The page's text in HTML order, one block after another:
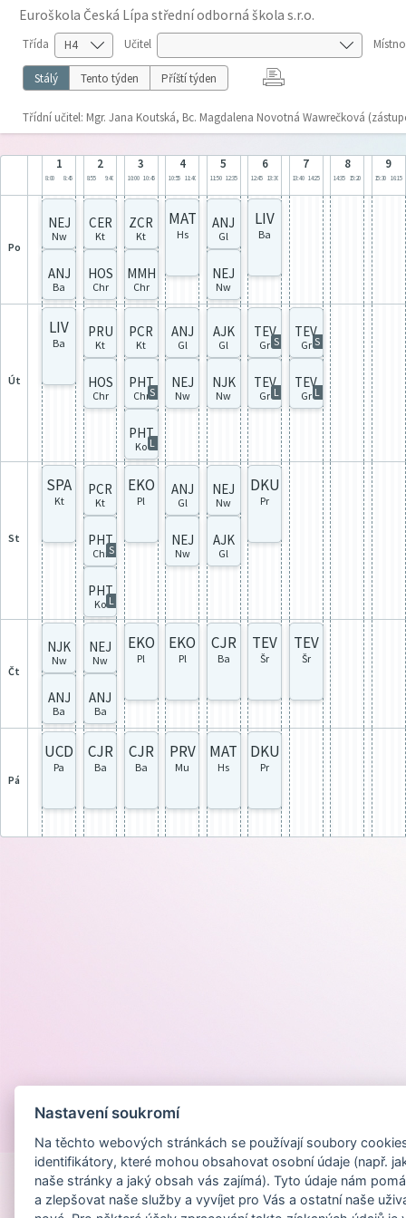
Euroškola Česká Lípa střední odborná škola s.r.o.
Třída Učitel
Stálý Tento týden Příští týden
Třídní učitel: Mgr. Jana Koutská, Bc. Magdalena Novotná Wawrečková
1
8:00 8:45
2
8:55 9:40
3
10:00 10:45
4
10:55 11:40
5
11:50 12:35
6
12:45 13:30
7
13:40 14:25
8
14:35 15:20
9
15:30 16:15
po
NEJ
Nw
ANJ
Ba
CER
Kt
HOS
Chr
ZCR
Kt
MMH
Chr
MAT
Hs
ANJ
Gl
NEJ
Nw
LIV
Ba
út
LIV
Ba
PRU
Kt
HOS
Chr
PCR
Kt
PHT
S
Chr
PHT
L
Ko
ANJ
Gl
NEJ
Nw
AJK
Gl
NJK
Nw
TEV
S
Gr
TEV
L
Gr
TEV
S
Gr
TEV
L
Gr
st
SPA
Kt
PCR
Kt
PHT
S
Chr
PHT
L
Ko
EKO
Pl
ANJ
Gl
NEJ
Nw
NEJ
Nw
AJK
Gl
DKU
Pr
čt
NJK
Nw
ANJ
Ba
NEJ
Nw
ANJ
Ba
EKO
Pl
EKO
Pl
CJR
Ba
TEV
Šr
TEV
Šr
pá
UCD
Pa
CJR
Ba
CJR
Ba
PRV
Mu
MAT
Hs
DKU
Pr
Nastavení soukromí
Na těchto webových stránkách se používají soubory
identifikátory, které mohou obsahovat osobní údaje (např.
naše stránky a jaký obsah vás zajímá). Tyto údaje nám
a zlepšovat naše služby a vyvíjet pro Vás a ostatní naše